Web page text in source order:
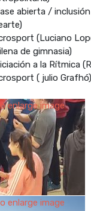
abierta /
(Luciano
de gimnasia)
a la Rítmica
( julio Grafhó)